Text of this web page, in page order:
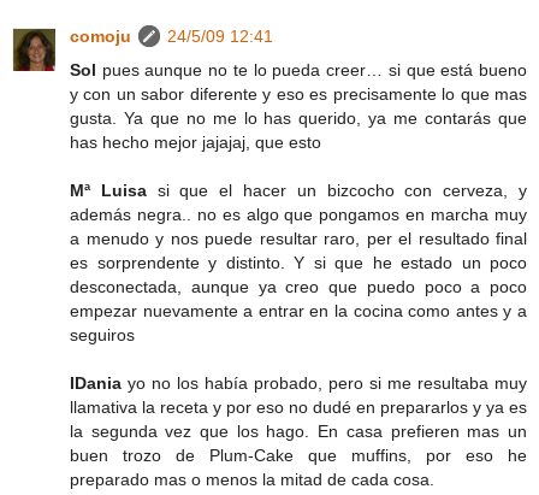
comoju
24/5/09 12:41
Sol pues aunque no te lo pueda creer… si que está bueno
y con un sabor diferente y eso es precisamente lo que mas
gusta. Ya que no me lo has querido, ya me contarás que
has hecho mejor jajajaj, que esto
Mª Luisasi que el hacer un bizcocho con cerveza, y
además negra.. no es algo que pongamos en marcha muy
a menudo y nos puede resultar raro, per el resultado final
es sorprendente y distinto. Y si que he estado un poco
desconectada, aunque ya creo que puedo poco a poco
empezar nuevamente a entrar en la cocina como antes y a
seguiros
IDania yo no los había probado, pero si me resultaba muy
llamativa la receta y por eso no dudé en prepararlos y ya es
la segunda vez que los hago. En casa prefieren mas un
buen trozo de Plum-Cake que muffins, por eso he
preparado mas o menos la mitad de cada cosa.